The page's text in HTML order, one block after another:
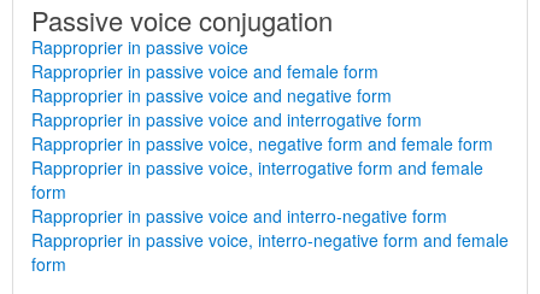
Passive voice conjugation
Rapproprier in passive voice
Rapproprier in passive voice and female form
Rapproprier in passive voice and negative form
Rapproprier in passive voice and interrogative form
Rapproprier in passive voice, negative form and female form
Rapproprier in passive voice, interrogative form and female
form
Rapproprier in passive voice and interro-negative form
Rapproprier in passive voice, interro-negative form and female
form